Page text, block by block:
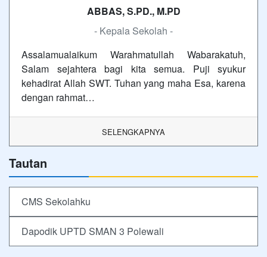
ABBAS, S.PD., M.PD
- Kepala Sekolah -
Assalamualaikum Warahmatullah Wabarakatuh,
Salam sejahtera bagi kita semua. Puji syukur
kehadirat Allah SWT. Tuhan yang maha Esa, karena
dengan rahmat…
SELENGKAPNYA
Tautan
CMS Sekolahku
Dapodik UPTD SMAN 3 Polewali